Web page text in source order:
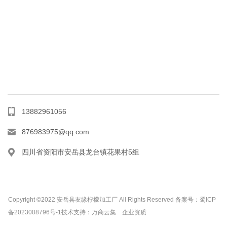
13882961056
876983975@qq.com
四川省资阳市安岳县龙台镇花果村5组
Copyright ©2022 安岳县友缘柠檬加工厂 All Rights Reserved 备案号：蜀ICP
备2023008796号-1技术支持： 万商云集 企业资质